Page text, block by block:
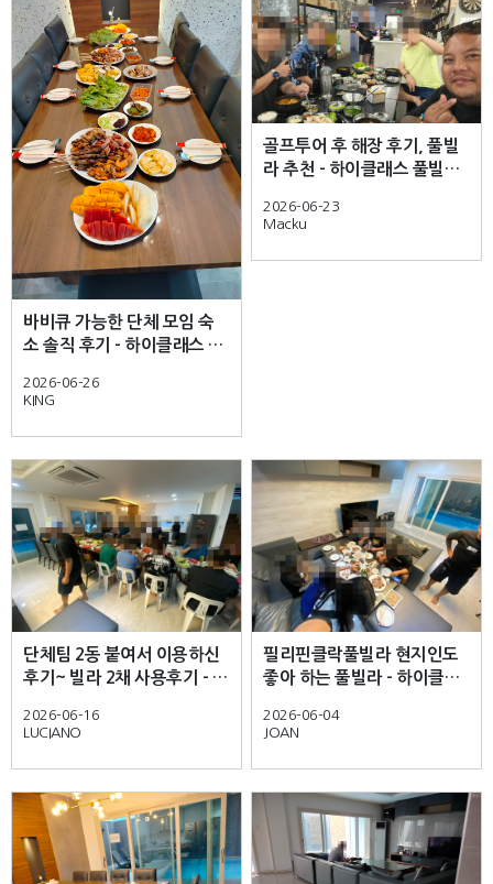
바비큐 가능한 단체 모임 숙
소 솔직 후기 - 하이클래스 풀
choice for a relaxing stay.
2026-06-26
KING
골프투어 후 해장 후기, 풀빌
라 추천 - 하이클래스 풀빌라-
pool villas are pure bliss
2026-06-23
Macku
단체팀 2동 붙여서 이용하신
후기~ 빌라 2채 사용후기 - 하
2026-06-16
LUCIANO
필리핀클락풀빌라 현지인도
좋아 하는 풀빌라 - 하이클래
2026-06-04
JOAN